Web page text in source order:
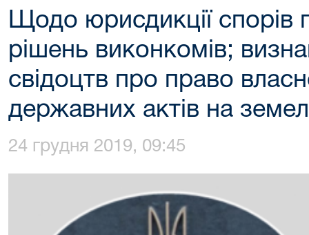
Щодо юрисдикції спорів
рішень виконкомів;
свідоцтв про право
державних актів на
24 грудня 2019, 09:45